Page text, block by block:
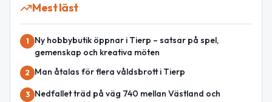
Mest läst
1
Ny hobbybutik öppnar i Tierp – satsar på spel,
gemenskap och kreativa möten
2 Man åtalas för flera våldsbrott i Tierp
3
Nedfallet träd på väg 740 mellan Västland och